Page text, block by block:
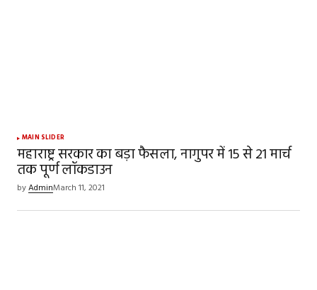
Your E-mail*
browser for the next time I comment.
MAIN SLIDER
महाराष्ट्र सरकार का बड़ा फैसला, नागुपर में 15 से 21 मार्च
तक पूर्ण लॉकडाउन
byAdminMarch 11, 2021